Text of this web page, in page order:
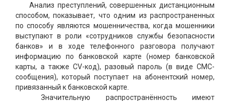
Анализ преступлений, совершенных дистанционным
способом, показывает, что одним из распространенных
по способу являются мошенничества, когда мошенники
выступают в роли «сотрудников службы безопасности
банков» и в ходе телефонного разговора получают
информацию по банковской карте (номер банковской
карты, а также CV-код), разовый пароль (в виде СМС-
сообщения), который поступает на абонентский номер,
привязанный к банковской карте.
Значительную распространённость имеют